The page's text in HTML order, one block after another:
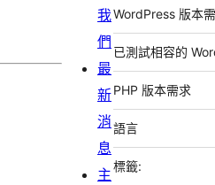
WordPress 版本
已測試相容的
PHP 版本需求
語言
標籤:
我
們
最
新
消
息
主